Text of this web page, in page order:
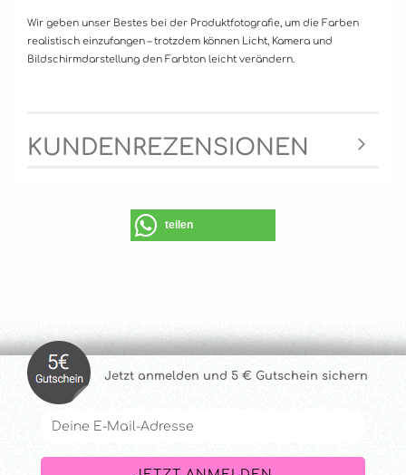
Wir geben unser Bestes bei der Produktfotografie, um die Farben
realistisch einzufangen – trotzdem können Licht, Kamera und
Bildschirmdarstellung den Farbton leicht verändern.
KUNDENREZENSIONEN
teilen
Jetzt anmelden und 5 € Gutschein sichern